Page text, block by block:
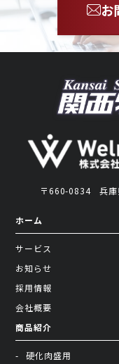
お
〒660-0834兵庫
ホーム
サービス
お知らせ
採用情報
会社概要
商品紹介
硬化肉盛用